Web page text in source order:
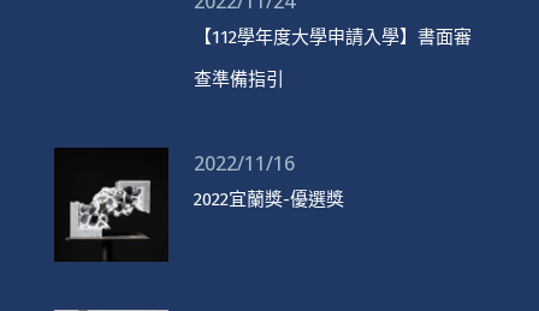
【112學年度大學申請入學】書面審
查準備指引
2022/11/16
2022宜蘭獎-優選獎